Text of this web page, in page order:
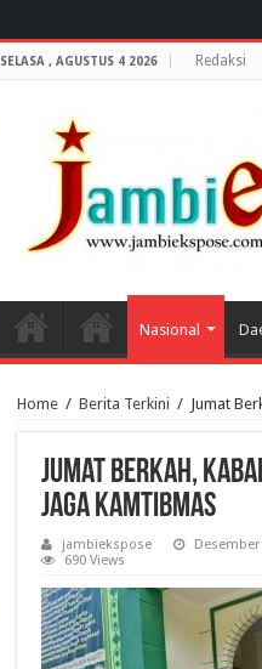
SELASA , AGUSTUS 4 2026 Redaksi
Nasional
Home / Berita Terkini / Jumat
Jumat Berkah,
Jaga Kamtibmas
jambiekspose Desember
690 Views